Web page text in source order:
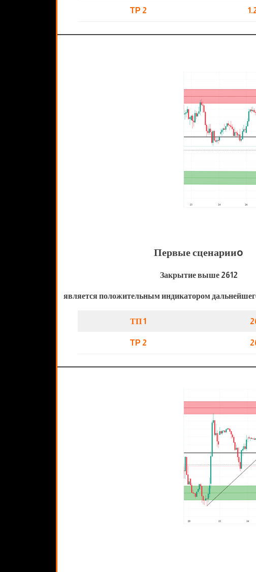
TP 2
Первые сценарииo
Закрытие выше 2612
является положительным индикатором
ТП 1
TP 2